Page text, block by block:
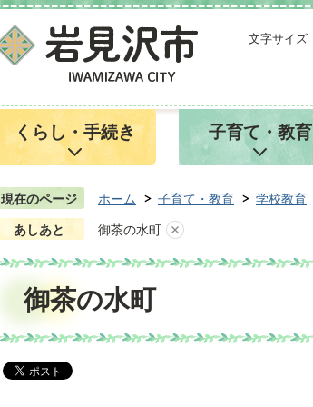
文字サイズ
くらし・手続き 子育て・教育
現在のページ ホーム 子育て・教育 学校教育
あしあと
御茶の水町
御茶の水町